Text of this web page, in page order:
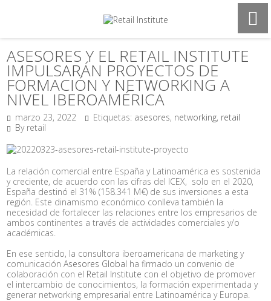
ASESORES Y EL RETAIL INSTITUTE
IMPULSARÁN PROYECTOS DE
FORMACIÓN Y NETWORKING A
NIVEL IBEROAMÉRICA
marzo 23, 2022 Etiquetas: asesores, networking, retail
By retail
La relación comercial entre España y Latinoamérica es sostenida
y creciente, de acuerdo con las cifras del ICEX, solo en el 2020,
España destinó el 31% (158.341 M€) de sus inversiones a esta
región. Este dinamismo económico conlleva también la
necesidad de fortalecer las relaciones entre los empresarios de
ambos continentes a través de actividades comerciales y/o
académicas.
En ese sentido, la consultora iberoamericana de marketing y
comunicaciónAsesores Global ha firmado un convenio de
colaboración con el Retail Institute con el objetivo de promover
el intercambio de conocimientos, la formación experimentada y
generar networking empresarial entre Latinoamérica y Europa.